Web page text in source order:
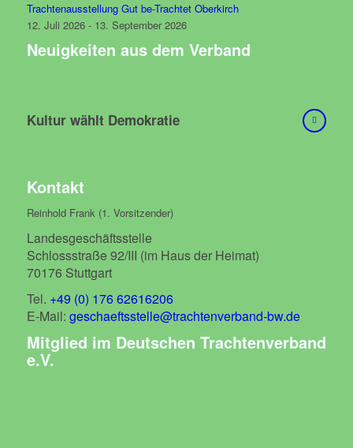
Trachtenausstellung Gut be-Trachtet Oberkirch
12. Juli 2026 - 13. September 2026
Neuigkeiten aus dem Verband
Kultur wählt Demokratie
Kontakt
Reinhold Frank (1. Vorsitzender)
Landesgeschäftsstelle
Schlossstraße 92/III (im Haus der Heimat)
70176 Stuttgart
Tel. +49 (0) 176 62616206
E-Mail: geschaeftsstelle@trachtenverband-bw.de
Mitglied im Deutschen Trachtenverband
e.V.